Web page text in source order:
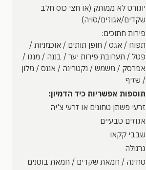
יוגורט לא ממותק (או חצי כוס חלב
שקדים/אגוזים/סויה)
פירות חתוכים:
תפוח / אגס / חופן תותים / אוכמניות /
פטל / תערובת פירות יער / בננה / מנגו /
אפרסק / משמש / נקטרינה / אננס / מלון
/ שזיף
תוספות אפשריות כיד הדמיון:
זרעי פשתן טחונים או זרעי צ'יה
אגוזים טבעיים
שבבי קקאו
גרנולה
טחינה / חמאת שקדים / חמאת בוטנים